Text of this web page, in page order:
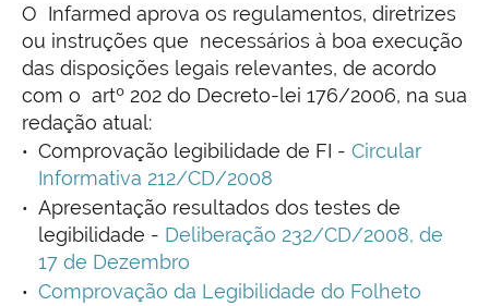
O Infarmed aprova os regulamentos, diretrizes
ou instruções que necessários à boa execução
das disposições legais relevantes, de acordo
com o artº 202 do Decreto-lei 176/2006, na sua
redação atual:
Comprovação legibilidade de FI - Circular
Informativa 212/CD/2008
Apresentação resultados dos testes de
legibilidade - Deliberação 232/CD/2008, de
17 de Dezembro
Comprovação da Legibilidade do Folheto